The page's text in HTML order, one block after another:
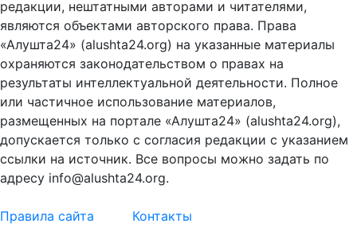
редакции, нештатными авторами и читателями,
являются объектами авторского права. Права
«Алушта24» (alushta24.org) на указанные материалы
охраняются законодательством о правах на
результаты интеллектуальной деятельности. Полное
или частичное использование материалов,
размещенных на портале «Алушта24» (alushta24.org),
допускается только с согласия редакции с указанием
ссылки на источник. Все вопросы можно задать по
адресу info@alushta24.org.
Правила сайта
Контакты